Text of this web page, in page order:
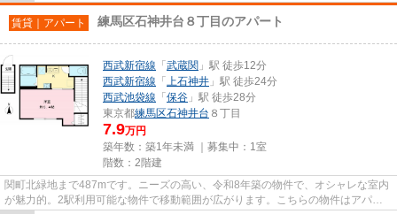
賃貸｜アパート 練馬区石神井台８丁目のアパート
西武新宿線 「 武蔵関 」駅 徒歩12分
西武新宿線 「 上石神井 」駅 徒歩24分
西武池袋線 「 保谷 」駅 徒歩28分
東京都練馬区石神井台 ８丁目
7.9万円
築年数：築1年未満 ｜募集中： 1室
階数：2階建
関町北緑地まで487mです。ニーズの高い、令和8年築の物件で、オシャレな室内
が魅力的。2駅利用可能な物件で移動範囲が広がります。こちらの物件はアパー